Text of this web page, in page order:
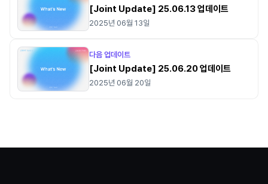
[Joint Update] 25.06.13 업데이트
2025년 06월 13일
다음 업데이트
[Joint Update] 25.06.20 업데이트
2025년 06월 20일